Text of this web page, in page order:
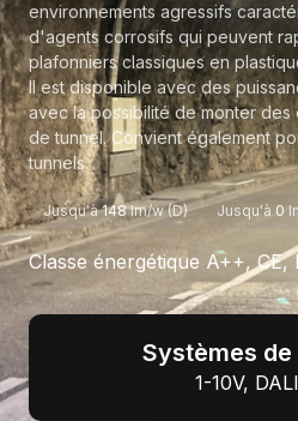
environnements agressifs
d'agents corrosifs qui peuvent
plafonniers classiques en
Il est disponible avec des
avec la possibilité de monter des
de tunnel. Convient également
tunnels.
Jusqu'à148lm/w (D) Jusqu'à 0
Classe énergétique A++, CE,
Systèmes
1-10V,